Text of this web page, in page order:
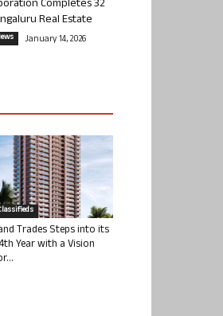
Completes 32
Real Estate
January 14, 2026
Trades Steps into its
Year with a Vision